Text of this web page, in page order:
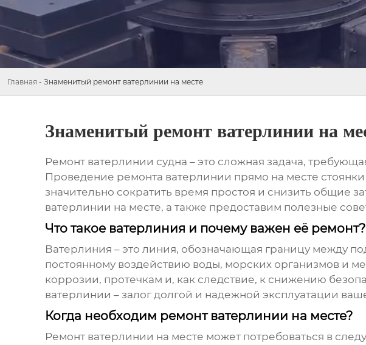
Главная - Знаменитый ремонт ватерлинии на месте
Знаменитый ремонт ватерлинии на
Ремонт ватерлинии судна – это сложная задача,
Проведение ремонта ватерлинии прямо на месте
значительно сократить время простоя и снизить общие
ватерлинии на месте, а также предоставим полезные
Что такое ватерлиния и почему важен её ремонт?
Ватерлиния – это линия, обозначающая границу между
постоянному воздействию воды, морских организмов и
коррозии, протечкам и, как следствие, к снижению
ватерлинии – залог долгой и надежной эксплуатации
Когда необходим ремонт ватерлинии на месте?
Ремонт ватерлинии на месте может потребоваться в